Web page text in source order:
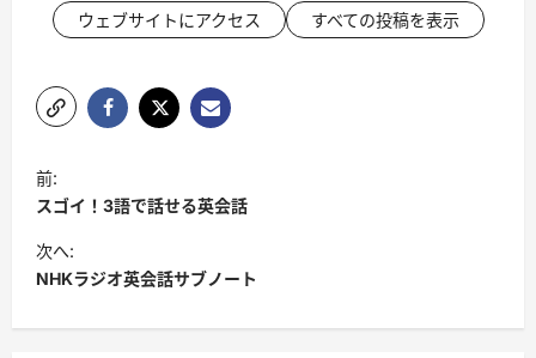
ウェブサイトにアクセス すべての投稿を表示
投
稿
ナ
ビ
前:
スゴイ！3語で話せる英会話
次へ:
NHKラジオ英会話サブノート